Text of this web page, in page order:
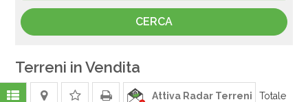
Terreni in Vendita
Attiva Radar Terreni Totale